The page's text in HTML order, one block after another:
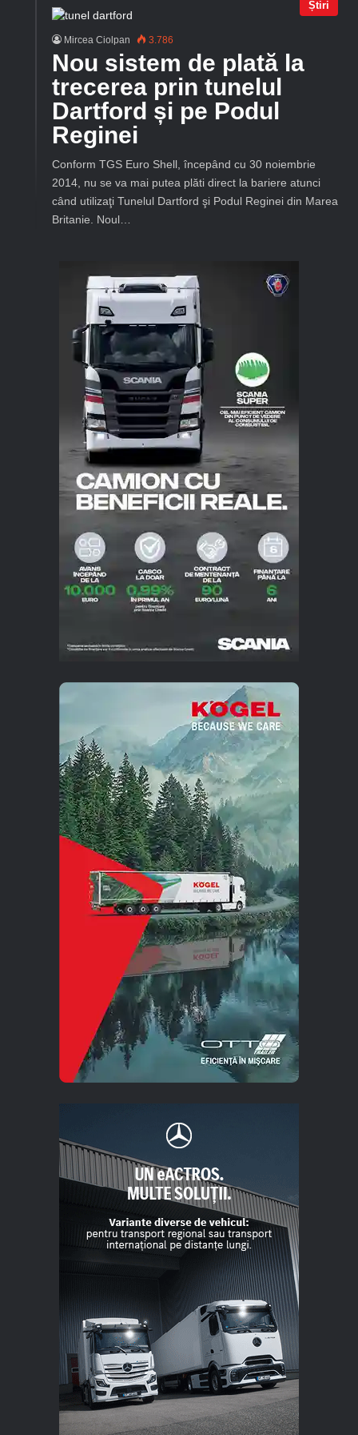
Știri
Mircea Ciolpan 3.786
Nou sistem de plată la
trecerea prin tunelul
Dartford și pe Podul
Reginei
Conform TGS Euro Shell, începând cu 30 noiembrie
2014, nu se va mai putea plăti direct la bariere atunci
când utilizaţi Tunelul Dartford şi Podul Reginei din Marea
Britanie. Noul…